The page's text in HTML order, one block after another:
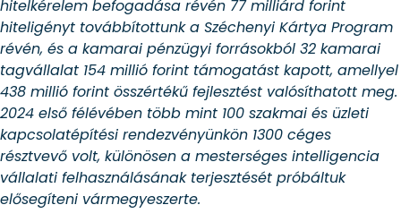
hitelkérelem befogadása révén 77 milliárd forint
hiteligényt továbbítottunk a Széchenyi Kártya Program
révén, és a kamarai pénzügyi forrásokból 32 kamarai
tagvállalat 154 millió forint támogatást kapott, amellyel
438 millió forint összértékű fejlesztést valósíthatott meg.
2024 első félévében több mint 100 szakmai és üzleti
kapcsolatépítési rendezvényünkön 1300 céges
résztvevő volt, különösen a mesterséges intelligencia
vállalati felhasználásának terjesztését próbáltuk
elősegíteni vármegyeszerte.